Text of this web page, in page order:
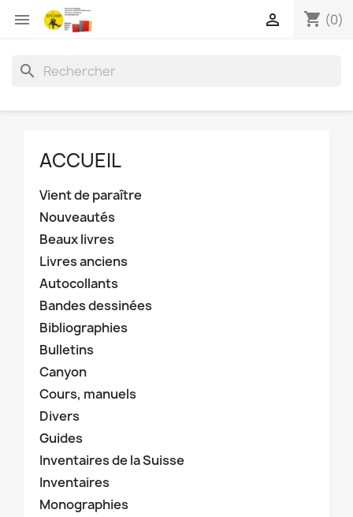
 shopping_cart (0)

search
ACCUEIL
Vient de paraître
Nouveautés
Beaux livres
Livres anciens
Autocollants
Bandes dessinées
Bibliographies
Bulletins
Canyon
Cours, manuels
Divers
Guides
Inventaires de la Suisse
Inventaires
Monographies